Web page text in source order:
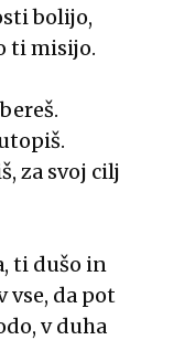
bolijo,
ti misijo.
za svoj cilj
ti dušo in
vse, da pot
v duha